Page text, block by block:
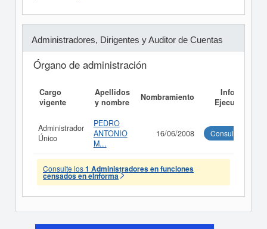
Administradores, Dirigentes y Auditor de Cuentas
Órgano de administración
Cargo
vigente
Apellidos
y nombre
Nombramiento
Informe
Ejecutivo
Administrador
Único
PEDRO
ANTONIO
M...
16/06/2008 Consultar
Consulte los1 Administradores en funciones
censados en eInforma